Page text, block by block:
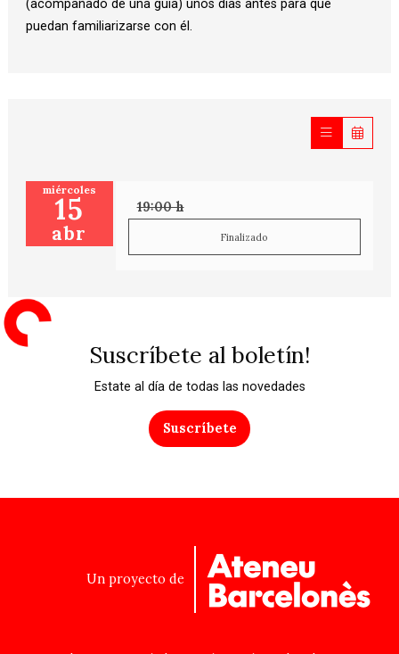
(acompañado de una guía) unos días antes para que
puedan familiarizarse con él.
miércoles
15
abr
19:00 h
Finalizado
Suscríbete al boletín!
Estate al día de todas las novedades
Suscríbete
Un proyecto de